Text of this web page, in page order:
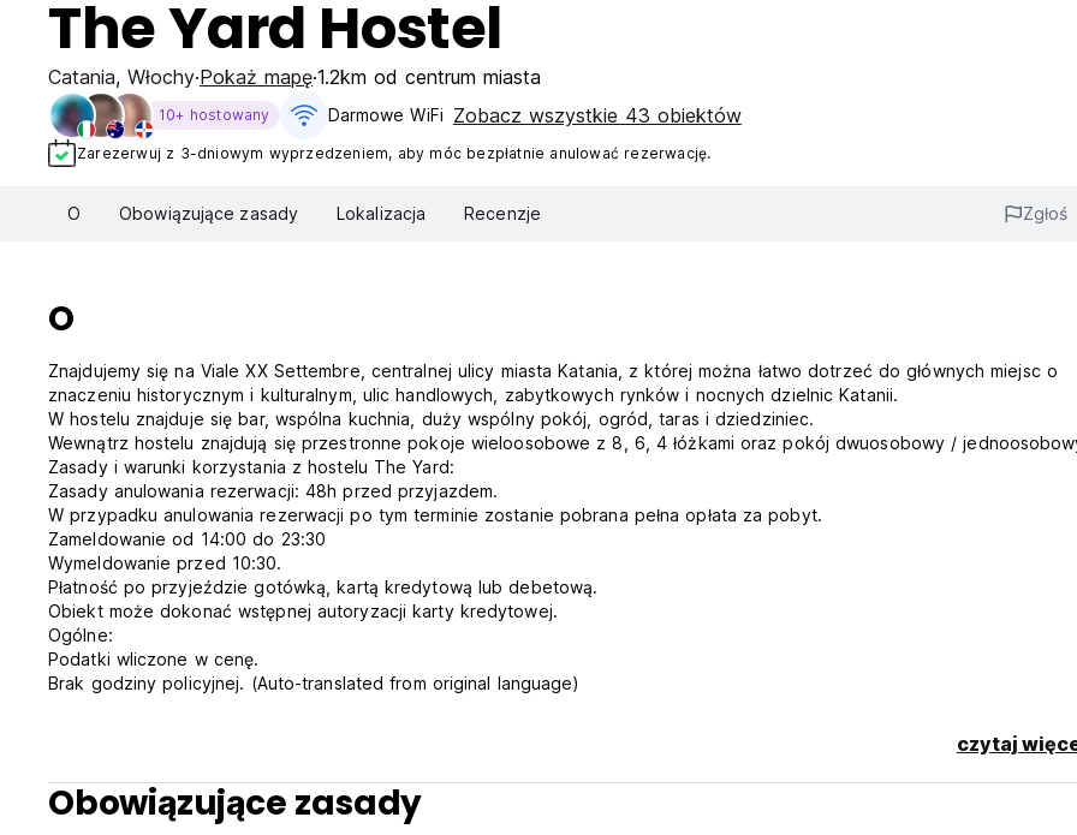
The Yard Hostel
Catania, Włochy Pokaż mapę 1.2km od centrum miasta
10+ hostowany Darmowe WiFi Zobacz wszystkie 43 obiektów
Zarezerwuj z 3-dniowym wyprzedzeniem, aby móc bezpłatnie anulować rezerwację.
O Obowiązujące zasady Lokalizacja Recenzje Zgłoś
O
Znajdujemy się na Viale XX Settembre, centralnej ulicy miasta Katania, z której można łatwo dotrzeć do głównych miejsc o
znaczeniu historycznym i kulturalnym, ulic handlowych, zabytkowych rynków i nocnych dzielnic Katanii.
W hostelu znajduje się bar, wspólna kuchnia, duży wspólny pokój, ogród, taras i dziedziniec.
Wewnątrz hostelu znajdują się przestronne pokoje wieloosobowe z 8, 6, 4 łóżkami oraz pokój dwuosobowy /
Zasady i warunki korzystania z hostelu The Yard:
Zasady anulowania rezerwacji: 48h przed przyjazdem.
W przypadku anulowania rezerwacji po tym terminie zostanie pobrana pełna opłata za pobyt.
Zameldowanie od 14:00 do 23:30
Wymeldowanie przed 10:30.
Płatność po przyjeździe gotówką, kartą kredytową lub debetową.
Obiekt może dokonać wstępnej autoryzacji karty kredytowej.
Ogólne:
Podatki wliczone w cenę.
Brak godziny policyjnej. (Auto-translated from original language)
czytaj
Obowiązujące zasady